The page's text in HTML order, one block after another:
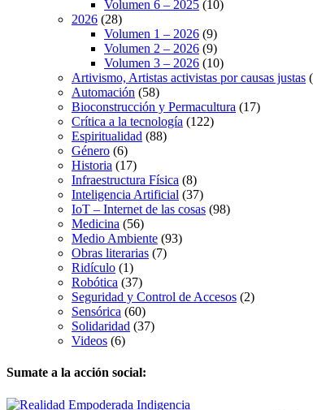
Volumen 6 – 2025 (10)
2026 (28)
Volumen 1 – 2026 (9)
Volumen 2 – 2026 (9)
Volumen 3 – 2026 (10)
Artivismo, Artistas activistas por causas justas
Automación (58)
Bioconstrucción y Permacultura (17)
Crítica a la tecnología (122)
Espiritualidad (88)
Género (6)
Historia (17)
Infraestructura Física (8)
Inteligencia Artificial (37)
IoT – Internet de las cosas (98)
Medicina (56)
Medio Ambiente (93)
Obras literarias (7)
Ridículo (1)
Robótica (37)
Seguridad y Control de Accesos (2)
Sensórica (60)
Solidaridad (37)
Videos (6)
Sumate a la acción social: